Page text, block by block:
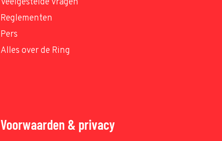
Reglementen
Pers
Alles over de Ring
Voorwaarden & privacy